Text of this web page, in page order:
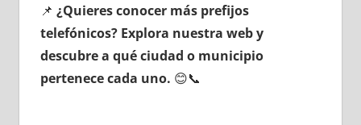
📌 ¿Quieres conocer mа́s prefijos
telefónicos? Explora nuestra web у
descubre а qué ciudad ο municipio
pertenece cada uno. 😊📞